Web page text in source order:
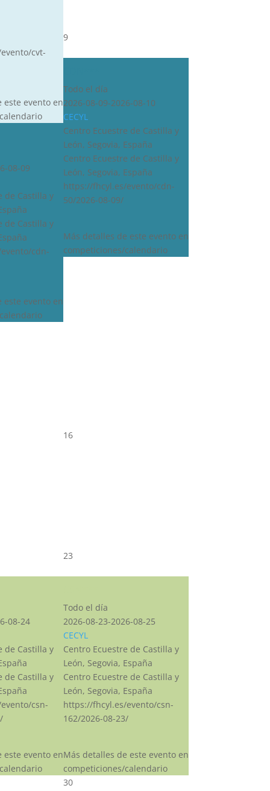
cvt-
este evento en
08-09
de Castilla y
de Castilla y
cdn-
este evento en
9
Todo el día
2026-08-09-2026-08-10
CECYL
Centro Ecuestre de Castilla y
León, Segovia, España
Centro Ecuestre de Castilla y
León, Segovia, España
https://fhcyl.es/evento/cdn-
50/2026-08-09/
Más detalles de este evento en
competiciones/calendario
16
08-24
de Castilla y
de Castilla y
csn-
este evento en
23
Todo el día
2026-08-23-2026-08-25
CECYL
Centro Ecuestre de Castilla y
León, Segovia, España
Centro Ecuestre de Castilla y
León, Segovia, España
https://fhcyl.es/evento/csn-
162/2026-08-23/
Más detalles de este evento en
competiciones/calendario
30